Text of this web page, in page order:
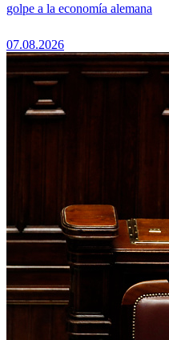
golpe a la economía alemana
07.08.2026